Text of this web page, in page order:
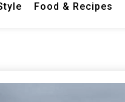
Food & Recipes